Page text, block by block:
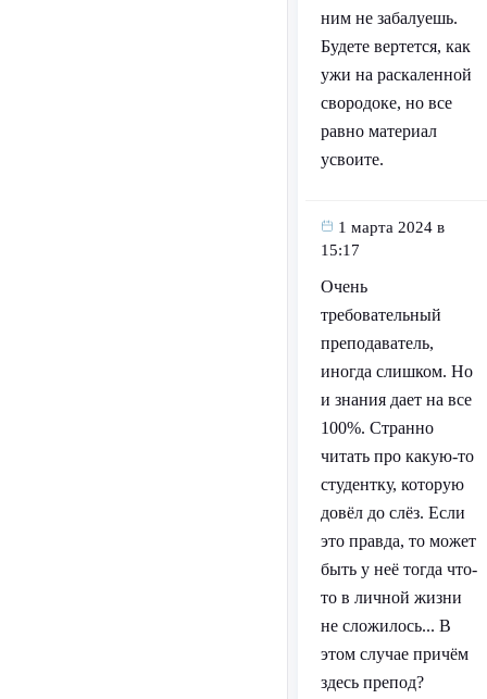
ним не забалуешь.
Будете вертется, как
ужи на раскаленной
свородоке, но все
равно материал
усвоите.
1 марта 2024 в
15:17
Очень
требовательный
преподаватель,
иногда слишком. Но
и знания дает на все
100%. Странно
читать про какую-то
студентку, которую
довёл до слёз. Если
это правда, то может
быть у неё тогда что-
то в личной жизни
не сложилось... В
этом случае причём
здесь препод?